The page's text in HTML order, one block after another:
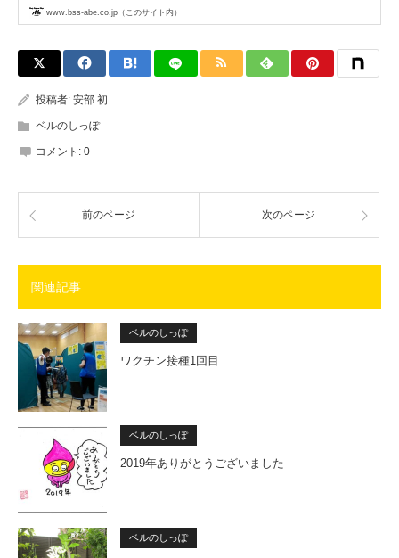
www.bss-abe.co.jp（このサイト内）
投稿者: 安部 初
ベルのしっぽ
コメント: 0
前のページ 次のページ
関連記事
ベルのしっぽ
ワクチン接種1回目
ベルのしっぽ
2019年ありがとうございました
ベルのしっぽ